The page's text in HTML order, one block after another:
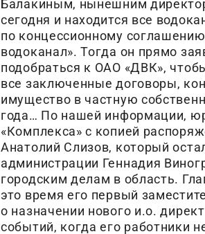
Балакиным, нынешним
сегодня и находится все
по концессионному
водоканал». Тогда он прямо
подобраться к ОАО «ДВК»,
все заключенные договоры,
имущество в частную
года… По нашей информации,
«Комплекса» с копией
Анатолий Слизов, который
администрации Геннадия
городским делам в область.
это время его первый
о назначении нового и.о.
событий, когда его работники